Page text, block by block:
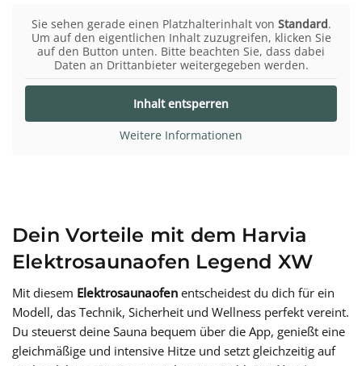
Sie sehen gerade einen Platzhalterinhalt von Standard.
Um auf den eigentlichen Inhalt zuzugreifen, klicken Sie
auf den Button unten. Bitte beachten Sie, dass dabei
Daten an Drittanbieter weitergegeben werden.
Inhalt entsperren
Weitere Informationen
Dein Vorteile mit dem Harvia
Elektrosaunaofen Legend XW
Mit diesem Elektrosaunaofen entscheidest du dich für ein
Modell, das Technik, Sicherheit und Wellness perfekt vereint.
Du steuerst deine Sauna bequem über die App, genießt eine
gleichmäßige und intensive Hitze und setzt gleichzeitig auf